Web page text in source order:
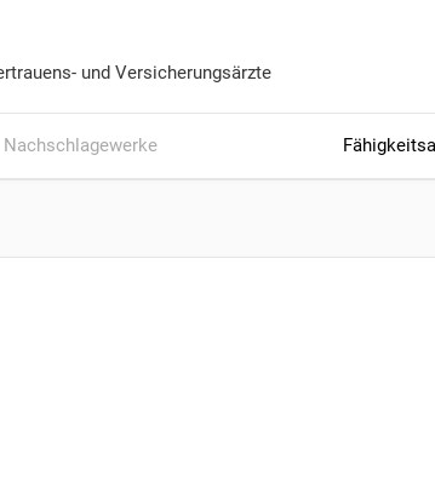
und Versicherungsärzte
Nachschlagewerke